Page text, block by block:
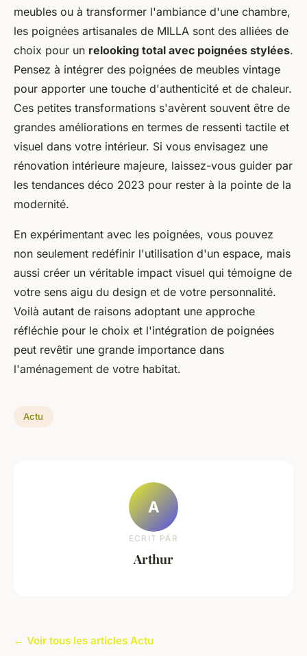
meubles ou à transformer l'ambiance d'une chambre,
les poignées artisanales de MILLA sont des alliées de
choix pour un relooking total avec poignées stylées.
Pensez à intégrer des poignées de meubles vintage
pour apporter une touche d'authenticité et de chaleur.
Ces petites transformations s'avèrent souvent être de
grandes améliorations en termes de ressenti tactile et
visuel dans votre intérieur. Si vous envisagez une
rénovation intérieure majeure, laissez-vous guider par
les tendances déco 2023 pour rester à la pointe de la
modernité.
En expérimentant avec les poignées, vous pouvez
non seulement redéfinir l'utilisation d'un espace, mais
aussi créer un véritable impact visuel qui témoigne de
votre sens aigu du design et de votre personnalité.
Voilà autant de raisons adoptant une approche
réfléchie pour le choix et l'intégration de poignées
peut revêtir une grande importance dans
l'aménagement de votre habitat.
Actu
A
ECRIT PAR
Arthur
← Voir tous les articles Actu